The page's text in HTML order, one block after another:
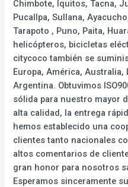
Chimbote, Iquitos, Tacna,
Pucallpa, Sullana,
Tarapoto , Puno, Paita,
helicópteros, bicicletas
citycoco también se
Europa, América, Australia,
Argentina. Obtuvimos
sólida para nuestro mayor
alta calidad, la entrega
hemos establecido una
clientes tanto nacionales
altos comentarios de
gran honor para nosotros
Esperamos sinceramente